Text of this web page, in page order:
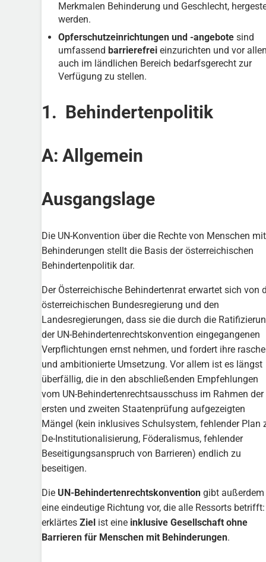
Merkmalen Behinderung und Geschlecht,
werden.
Opferschutzeinrichtungen und -angebotesind
umfassend barrierefrei einzurichten und vor
auch im ländlichen Bereich bedarfsgerecht zur
Verfügung zu stellen.
1. Behindertenpolitik
A: Allgemein
Ausgangslage
Die UN-Konvention über die Rechte von Menschen mit
Behinderungen stellt die Basis der österreichischen
Behindertenpolitik dar.
Der Österreichische Behindertenrat erwartet sich von
österreichischen Bundesregierung und den
Landesregierungen, dass sie die durch die
der UN-Behindertenrechtskonvention eingegangenen
Verpflichtungen ernst nehmen, und fordert ihre rasche
und ambitionierte Umsetzung. Vor allem ist es längst
überfällig, die in den abschließenden Empfehlungen
vom UN-Behindertenrechtsausschuss im Rahmen der
ersten und zweiten Staatenprüfung aufgezeigten
Mängel (kein inklusives Schulsystem, fehlender Plan
De-Institutionalisierung, Föderalismus, fehlender
Beseitigungsanspruch von Barrieren) endlich zu
beseitigen.
Die UN-Behindertenrechtskonventiongibt außerdem
eine eindeutige Richtung vor, die alle Ressorts betrifft:
erklärtes Zielist eine inklusive Gesellschaft ohne
Barrieren für Menschen mit Behinderungen.